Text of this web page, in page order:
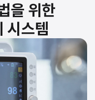
을 위한
시스템